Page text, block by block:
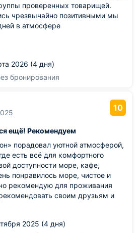
проверенных товарищей.
чрезвычайно позитивными мы
в атмосфере
их профессионализм,
на высочайшем уровне. Это
гостиничный дом, с
2026 (4 дня)
бронирования
10
ещё! Рекомендуем
порадовал уютной атмосферой,
есть всё для комфортного
доступности море, кафе,
понравилось море, чистое и
рекомендую для проживания
своим друзьям и
2025 (4 дня)